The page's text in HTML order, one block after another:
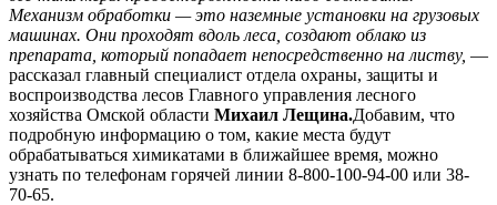
Механизм обработки — это наземные установки на грузовых
машинах. Они проходят вдоль леса, создают облако из
препарата, который попадает непосредственно на листву, —
рассказал главный специалист отдела охраны, защиты и
воспроизводства лесов Главного управления лесного
хозяйства Омской области Михаил Лещина.Добавим, что
подробную информацию о том, какие места будут
обрабатываться химикатами в ближайшее время, можно
узнать по телефонам горячей линии 8-800-100-94-00 или 38-
70-65.